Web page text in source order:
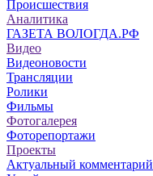
Происшествия
Аналитика
ГАЗЕТА ВОЛОГДА.РФ
Видео
Видеоновости
Трансляции
Ролики
Фильмы
Фотогалерея
Фоторепортажи
Проекты
Актуальный комментарий